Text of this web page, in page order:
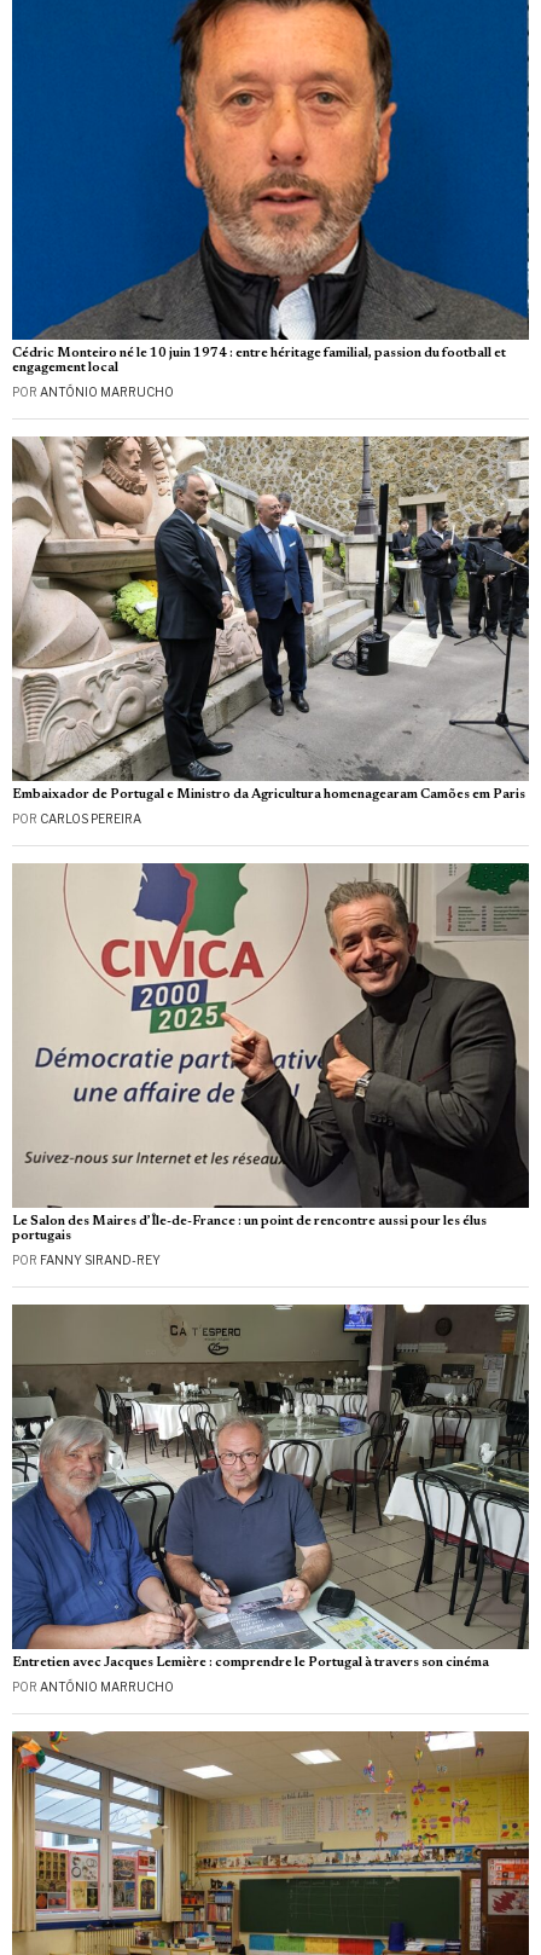
Cédric Monteiro né le 10 juin 1974 : entre héritage familial, passion du football et
engagement local
POR ANTÓNIO MARRUCHO
Embaixador de Portugal e Ministro da Agricultura homenagearam Camões em Paris
POR CARLOS PEREIRA
Le Salon des Maires d’Île-de-France : un point de rencontre aussi pour les élus
portugais
POR FANNY SIRAND-REY
Entretien avec Jacques Lemière : comprendre le Portugal à travers son cinéma
POR ANTÓNIO MARRUCHO